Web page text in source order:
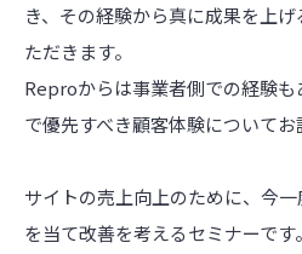
き、その経験から真に成果を上
ただきます。
Reproからは事業者側での経験も
で優先すべき顧客体験についてお
サイトの売上向上のために、今
を当て改善を考えるセミナーで